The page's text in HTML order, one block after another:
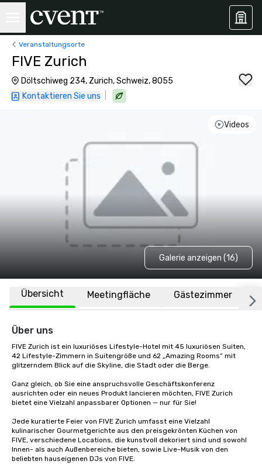
Veranstaltungsorte
FIVE Zurich
Döltschiweg 234, Zurich, Schweiz, 8055
Kontaktieren Sie uns
Videos
Galerie anzeigen (16)
Übersicht Meetingfläche Gästezimmer
Über uns
FIVE Zurich ist ein luxuriöses Lifestyle-Hotel mit 45 luxuriösen Suiten,
42 Lifestyle-Zimmern in Suitengröße und 62 „Amazing Rooms“ mit
glitzerndem Blick auf die Skyline, die Stadt oder die Berge.
Ganz gleich, ob Sie eine anspruchsvolle Geschäftskonferenz
ausrichten oder ein neues Produkt lancieren möchten, FIVE Zurich
bietet eine Vielzahl anpassbarer Optionen — nur für Sie!
Jede kuratierte Feier von FIVE Zurich umfasst eine Vielzahl
kulinarischer Gourmetgerichte aus den preisgekrönten Küchen von
FIVE, verschiedene Locations, die kunstvoll dekoriert sind und sowohl
Innen- als auch Außenbereiche bieten, sowie Live-Musik von den
beliebten hauseigenen DJs von FIVE.